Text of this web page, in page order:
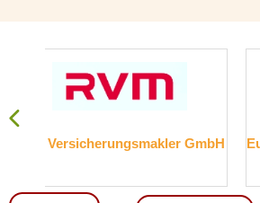
Europ Assistance Services GmbH